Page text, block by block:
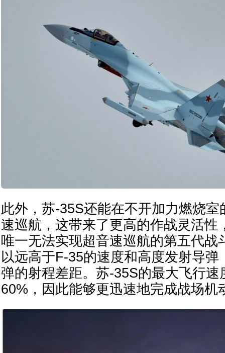
此外，苏-35S还能在不开加力燃烧
速巡航，这带来了更高的作战灵活性
唯一无法实现超音速巡航的第五代战
以远高于F-35的速度和高度发射导弹
弹的射程差距。苏-35S的最大飞行速
60%，因此能够更迅速地完成战场机